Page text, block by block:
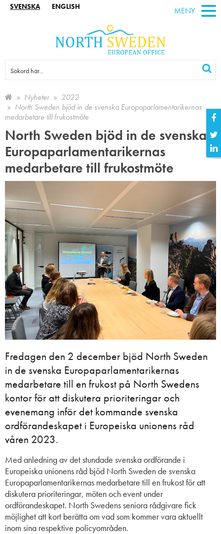
SVENSKA ENGLISH MENY
Nyheter
2022
North Sweden bjöd in de svenska Europaparlamentarikernas
medarbetare till frukostmöte
North Sweden bjöd in de svenska
Europaparlamentarikernas
medarbetare till frukostmöte
Fredagen den 2 december bjöd North Sweden
in de svenska Europaparlamentarikernas
medarbetare till en frukost på North Swedens
kontor för att diskutera prioriteringar och
evenemang inför det kommande svenska
ordförandeskapet i Europeiska unionens råd
våren 2023.
Med anledning av det stundade svenska ordförande i
Europeiska unionens råd bjöd North Sweden de svenska
Europaparlamentarikernas medarbetare till en frukost för att
diskutera prioriteringar, möten och event under
ordförandeskapet. North Swedens seniora rådgivare fick
möjlighet att kort berätta om vad som kommer vara aktuellt
inom sina respektive policyområden.